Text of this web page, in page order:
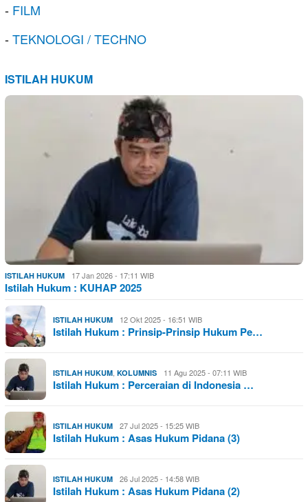
- FILM
-TEKNOLOGI / TECHNO
ISTILAH HUKUM
ISTILAH HUKUM 17 Jan 2026 - 17:11 WIB
Istilah Hukum : KUHAP 2025
ISTILAH HUKUM 12 Okt 2025 - 16:51 WIB
Istilah Hukum : Prinsip-Prinsip Hukum Pe…
ISTILAH HUKUM KOLUMNIS 11 Agu 2025 - 07:11 WIB
Istilah Hukum : Perceraian di Indonesia …
ISTILAH HUKUM 27 Jul 2025 - 15:25 WIB
Istilah Hukum : Asas Hukum Pidana (3)
ISTILAH HUKUM 26 Jul 2025 - 14:58 WIB
Istilah Hukum : Asas Hukum Pidana (2)